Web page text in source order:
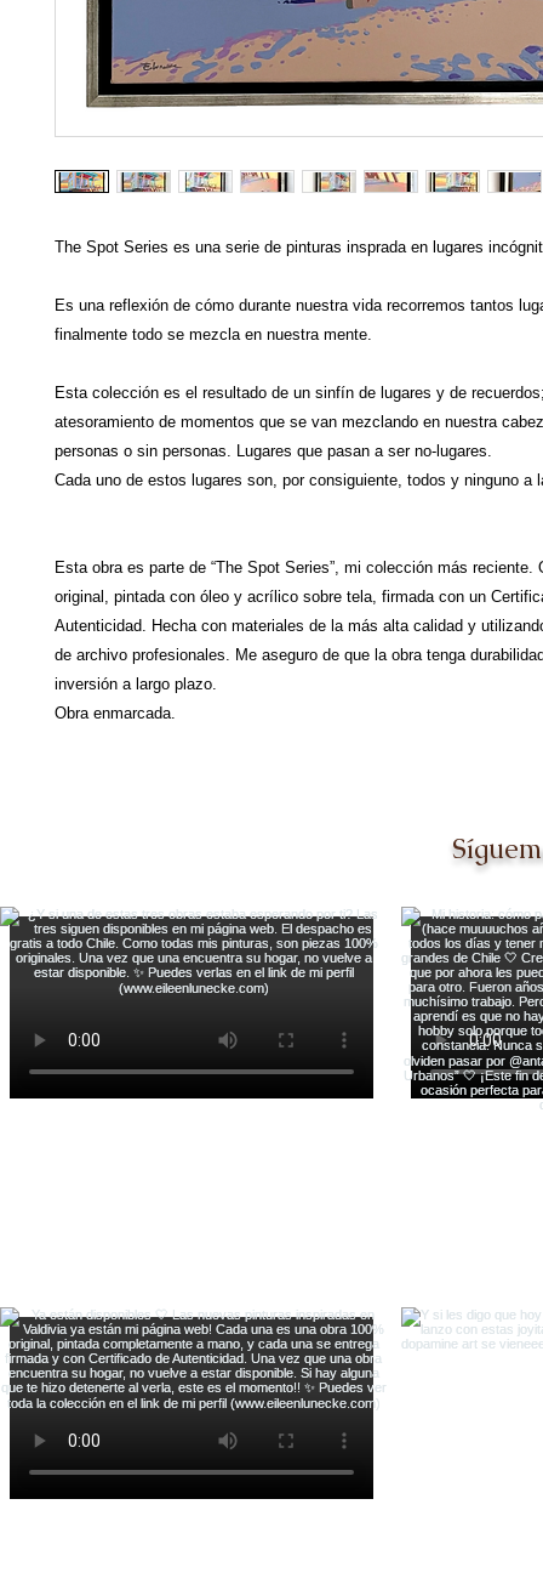
The Spot Series es una serie de pinturas insprada en lugares
Es una reflexión de cómo durante nuestra vida recorremos tantos
finalmente todo se mezcla en nuestra mente.
Esta colección es el resultado de un sinfín de lugares y de
atesoramiento de momentos que se van mezclando en nuestra
personas o sin personas. Lugares que pasan a ser no-lugares.
Cada uno de estos lugares son, por consiguiente, todos y ninguno a
Esta obra es parte de “The Spot Series”, mi colección más reciente.
original, pintada con óleo y acrílico sobre tela, firmada con un
Autenticidad. Hecha con materiales de la más alta calidad y
de archivo profesionales. Me aseguro de que la obra tenga
inversión a largo plazo.
Obra enmarcada.